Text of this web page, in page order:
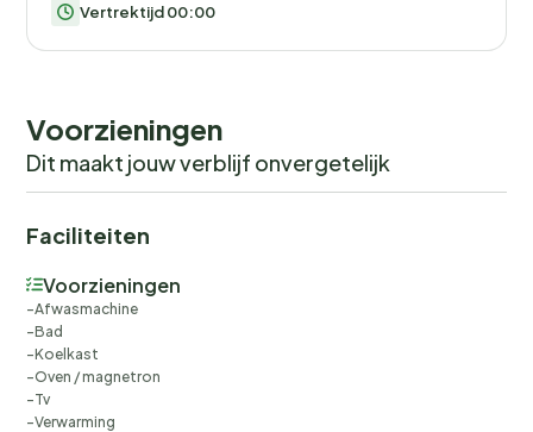
Vertrektijd 00:00
Voorzieningen
Dit maakt jouw verblijf onvergetelijk
Faciliteiten
Voorzieningen
Afwasmachine
Bad
Koelkast
Oven / magnetron
Tv
Verwarming